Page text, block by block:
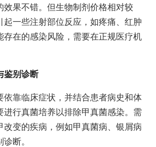
效果不错。但生物制剂价格相对较
起一些注射部位反应，如疼痛、红肿
存在的感染风险，需要在正规医疗机
鉴别诊断
依靠临床症状，并结合患者病史和体
进行真菌培养以排除甲真菌感染。需
改变的疾病，例如甲真菌病、银屑病
断。